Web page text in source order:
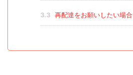
3.3 再配達をお願いしたい場合